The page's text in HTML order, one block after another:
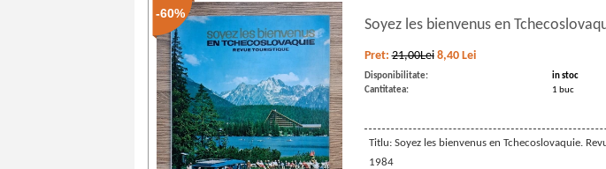
-60%
Soyez les bienvenus en
Pret:21,00Lei 8,40 Lei
Disponibilitate:
in stoc
Cantitatea:
1 buc
Titlu: Soyez les bienvenus en Tchecoslovaquie.
1984